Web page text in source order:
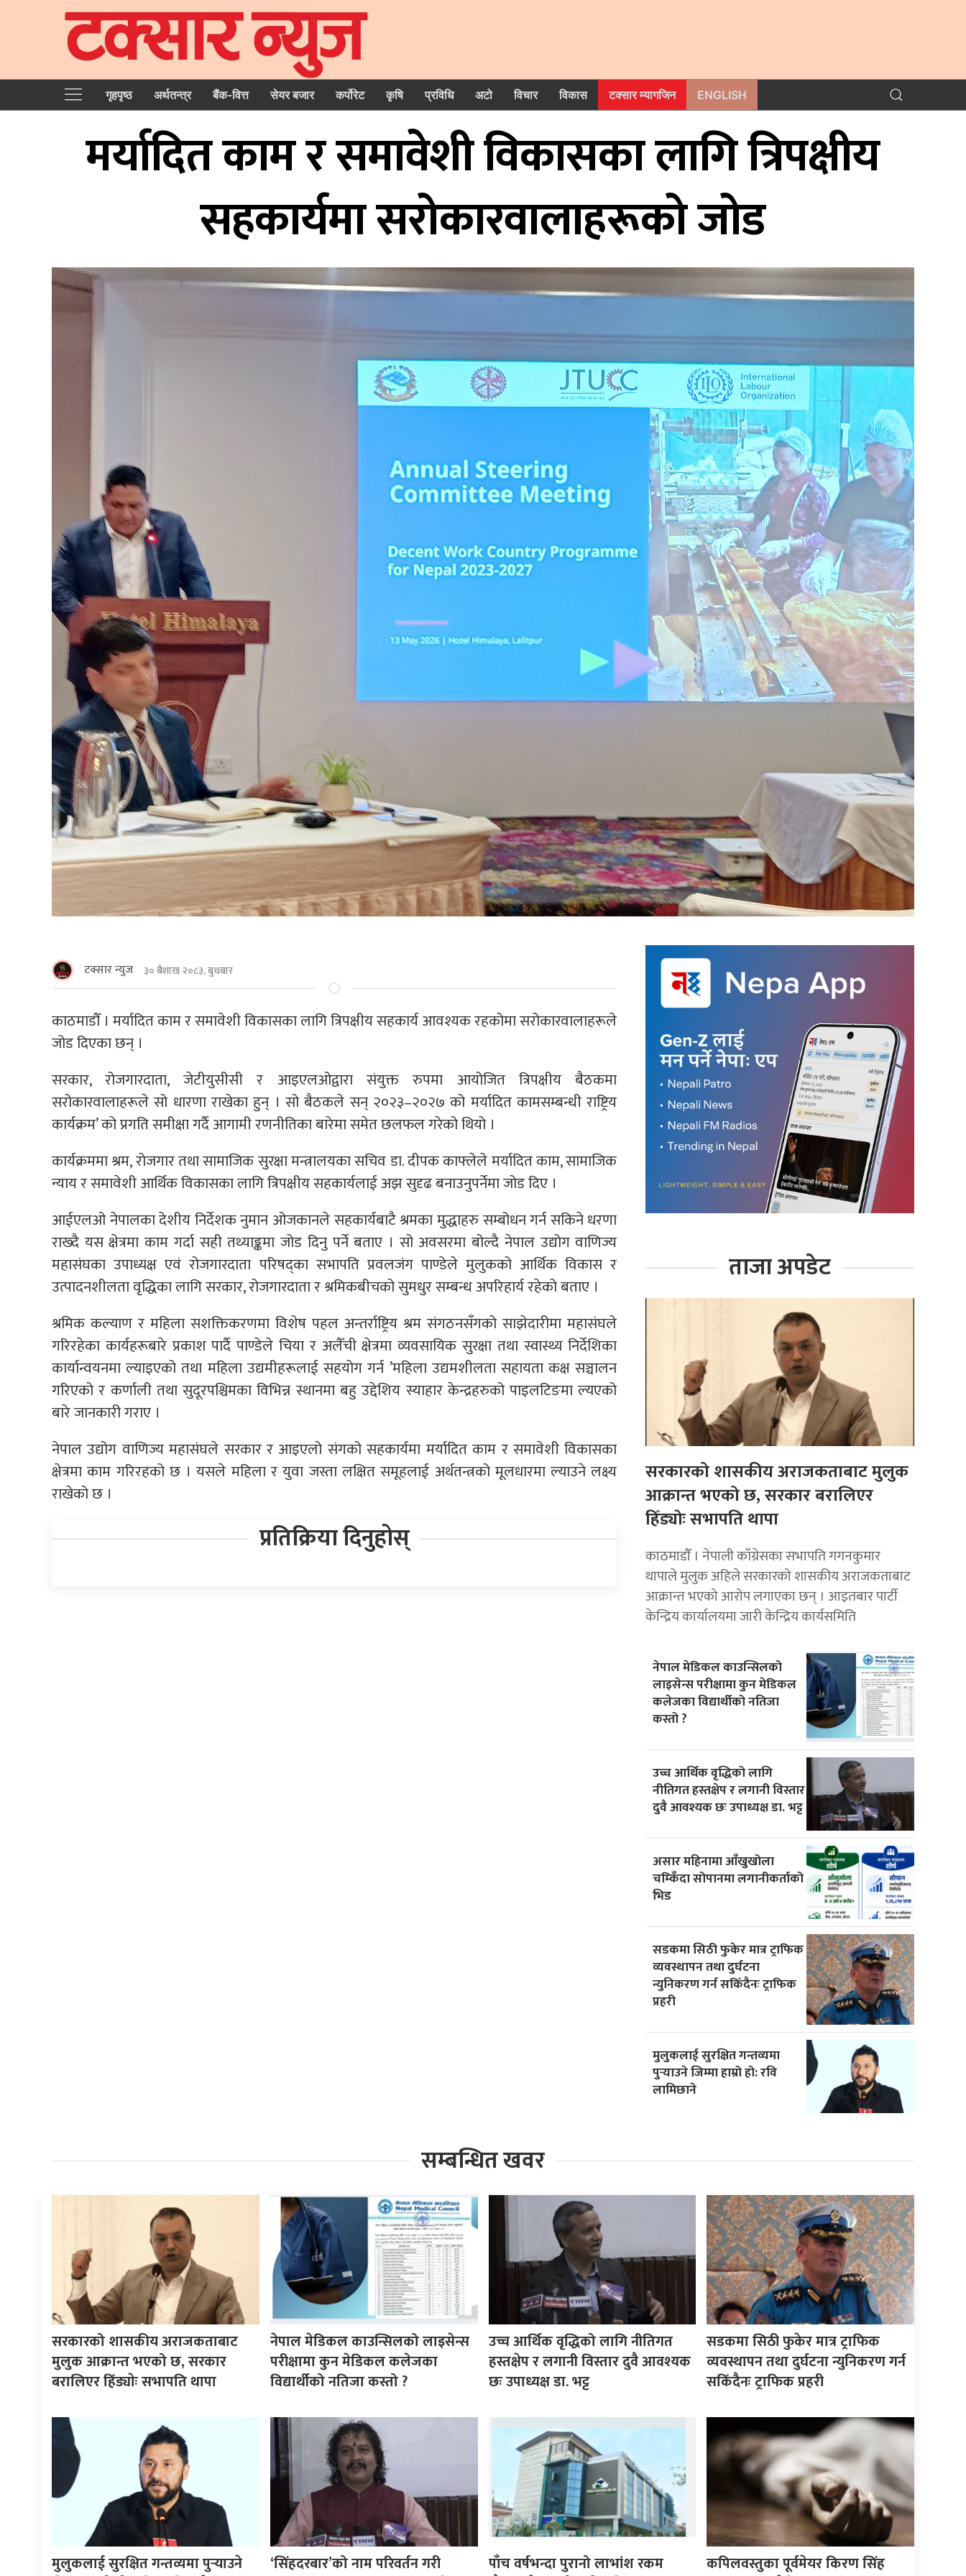
गृहपृष्‍ठ अर्थतन्त्र बैंक-वित्त सेयर बजार कर्पोरेट कृषि प्रविधि अटो विचार विकास टक्सार म्यागजिन ENGLISH
मर्यादित काम र समावेशी विकासका लागि त्रिपक्षीय
सहकार्यमा सरोकारवालाहरूको जोड
टक्सार न्युज ३० बैशाख २०८३, बुधबार
काठमाडौँ । मर्यादित काम र समावेशी विकासका लागि त्रिपक्षीय सहकार्य आवश्यक रहकोमा सरोकारवालाहरूले
जोड दिएका छन् ।
सरकार, रोजगारदाता, जेटीयुसीसी र आइएलओद्वारा संयुक्त रुपमा आयोजित त्रिपक्षीय बैठकमा
सरोकारवालाहरूले सो धारणा राखेका हुन् । सो बैठकले सन् २०२३–२०२७ को मर्यादित कामसम्बन्धी राष्ट्रिय
कार्यक्रम’ को प्रगति समीक्षा गर्दै आगामी रणनीतिका बारेमा समेत छलफल गरेको थियो ।
कार्यक्रममा श्रम, रोजगार तथा सामाजिक सुरक्षा मन्त्रालयका सचिव डा. दीपक काफ्लेले मर्यादित काम, सामाजिक
न्याय र समावेशी आर्थिक विकासका लागि त्रिपक्षीय सहकार्यलाई अझ सुदृढ बनाउनुपर्नेमा जोड दिए ।
आईएलओ नेपालका देशीय निर्देशक नुमान ओजकानले सहकार्यबाटै श्रमका मुद्धाहरु सम्बोधन गर्न सकिने धरणा
राख्दै यस क्षेत्रमा काम गर्दा सही तथ्याङ्कमा जोड दिनु पर्ने बताए । सो अवसरमा बोल्दै नेपाल उद्योग वाणिज्य
महासंघका उपाध्यक्ष एवं रोजगारदाता परिषद्का सभापति प्रवलजंग पाण्डेले मुलुकको आर्थिक विकास र
उत्पादनशीलता वृद्धिका लागि सरकार, रोजगारदाता र श्रमिकबीचको सुमधुर सम्बन्ध अपरिहार्य रहेको बताए ।
श्रमिक कल्याण र महिला सशक्तिकरणमा विशेष पहल अन्तर्राष्ट्रिय श्रम संगठनसँगको साझेदारीमा महासंघले
गरिरहेका कार्यहरूबारे प्रकाश पार्दै पाण्डेले चिया र अलैँची क्षेत्रमा व्यवसायिक सुरक्षा तथा स्वास्थ्य निर्देशिका
कार्यान्वयनमा ल्याइएको तथा महिला उद्यमीहरूलाई सहयोग गर्न ’महिला उद्यमशीलता सहायता कक्ष सञ्चालन
गरिएको र कर्णाली तथा सुदूरपश्चिमका विभिन्न स्थानमा बहु उद्देशिय स्याहार केन्द्रहरुको पाइलटिङमा ल्यएको
बारे जानकारी गराए ।
नेपाल उद्योग वाणिज्य महासंघले सरकार र आइएलो संगको सहकार्यमा मर्यादित काम र समावेशी विकासका
क्षेत्रमा काम गरिरहको छ । यसले महिला र युवा जस्ता लक्षित समूहलाई अर्थतन्त्रको मूलधारमा ल्याउने लक्ष्य
राखेको छ ।
प्रतिक्रिया दिनुहोस्
ताजा अपडेट
सरकारको शासकीय अराजकताबाट मुलुक
आक्रान्त भएको छ, सरकार बरालिएर
हिँड्याेः सभापति थापा
काठमाडाैँ । नेपाली काँग्रेसका सभापति गगनकुमार
थापाले मुलुक अहिले सरकारको शासकीय अराजकताबाट
आक्रान्त भएको आरोप लगाएका छन् । आइतबार पार्टी
केन्द्रिय कार्यालयमा जारी केन्द्रिय कार्यसमिति
नेपाल मेडिकल काउन्सिलको
लाइसेन्स परीक्षामा कुन मेडिकल
कलेजका विद्यार्थीको नतिजा
कस्तो ?
उच्च आर्थिक वृद्धिको लागि
नीतिगत हस्तक्षेप र लगानी विस्तार
दुवै आवश्यक छः उपाध्यक्ष डा. भट्ट
असार महिनामा आँखुखोला
चम्किँदा सोपानमा लगानीकर्ताको
भिड
सडकमा सिठी फुकेर मात्र ट्राफिक
व्यवस्थापन तथा दुर्घटना
न्युनिकरण गर्न सकिँदैनः ट्राफिक
प्रहरी
मुलुकलाई सुरक्षित गन्तव्यमा
पुर्‍याउने जिम्मा हाम्रो हो: रवि
लामिछाने
सम्बन्धित खवर
सरकारको शासकीय अराजकताबाट
मुलुक आक्रान्त भएको छ, सरकार
बरालिएर हिँड्याेः सभापति थापा
नेपाल मेडिकल काउन्सिलको लाइसेन्स
परीक्षामा कुन मेडिकल कलेजका
विद्यार्थीको नतिजा कस्तो ?
उच्च आर्थिक वृद्धिको लागि नीतिगत
हस्तक्षेप र लगानी विस्तार दुवै आवश्यक
छः उपाध्यक्ष डा. भट्ट
सडकमा सिठी फुकेर मात्र ट्राफिक
व्यवस्थापन तथा दुर्घटना न्युनिकरण गर्न
सकिँदैनः ट्राफिक प्रहरी
मुलुकलाई सुरक्षित गन्तव्यमा पुर्‍याउने
‘सिंहदरबार’को नाम परिवर्तन गरी
पाँच वर्षभन्दा पुरानो लाभांश रकम
कपिलवस्तुका पूर्वमेयर किरण सिंह